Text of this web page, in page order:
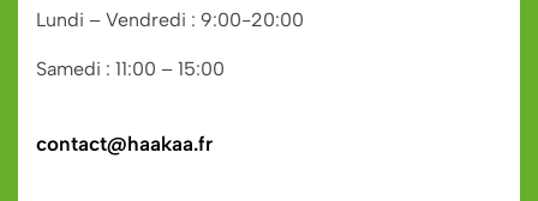
Lundi – Vendredi : 9:00-20:00
Samedi : 11:00 – 15:00
contact@haakaa.fr